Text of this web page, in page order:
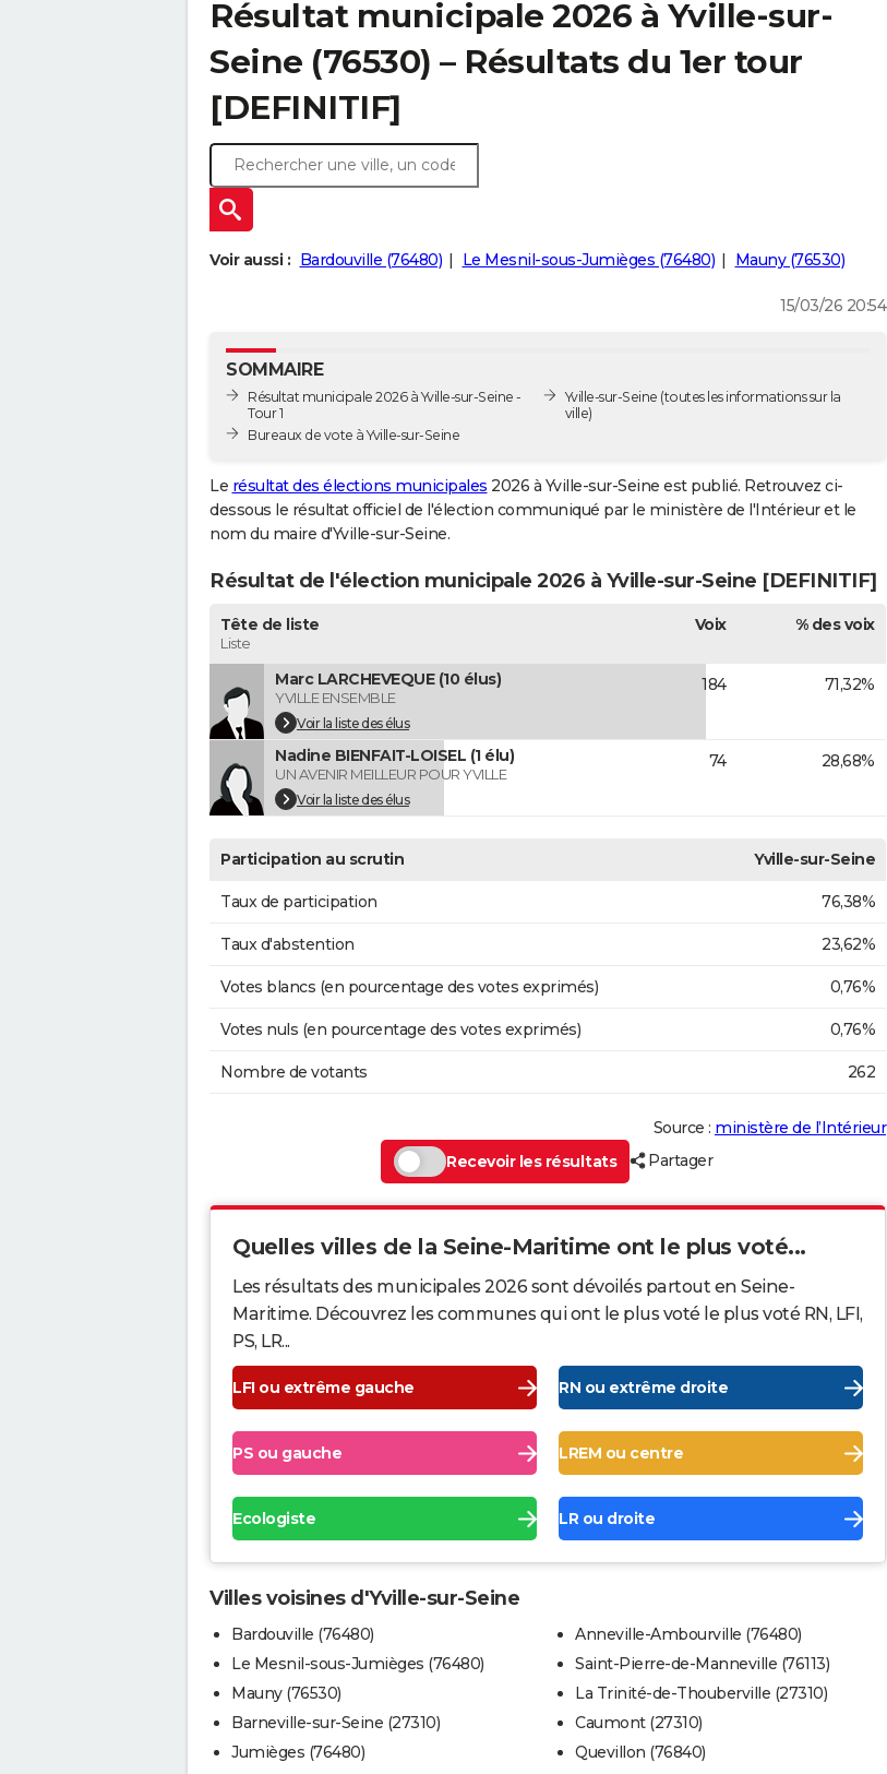
Résultat municipale 2026 à Yville-sur-
Seine (76530) – Résultats du 1er tour
[DEFINITIF]
Voir aussi : Bardouville (76480) Le Mesnil-sous-Jumièges (76480) Mauny (76530)
15/03/26 20:54
SOMMAIRE
Résultat municipale 2026 à Yville-sur-Seine -
Tour 1
Bureaux de vote à Yville-sur-Seine
Yville-sur-Seine (toutes les informations sur la
ville)
Le résultat des élections municipales 2026 à Yville-sur-Seine est publié. Retrouvez ci-
dessous le résultat officiel de l'élection communiqué par le ministère de l'Intérieur et le
nom du maire d'Yville-sur-Seine.
Résultat de l'élection municipale 2026 à Yville-sur-Seine [DEFINITIF]
Tête de liste
Liste
Voix % des voix
Marc LARCHEVEQUE (10 élus)
YVILLE ENSEMBLE
Voir la liste des élus
184 71,32%
Nadine BIENFAIT-LOISEL (1 élu)
UN AVENIR MEILLEUR POUR YVILLE
Voir la liste des élus
74 28,68%
Participation au scrutin Yville-sur-Seine
Taux de participation 76,38%
Taux d'abstention 23,62%
Votes blancs (en pourcentage des votes exprimés) 0,76%
Votes nuls (en pourcentage des votes exprimés) 0,76%
Nombre de votants 262
Source : ministère de l’Intérieur
Recevoir les résultats
Partager
Quelles villes de la Seine-Maritime ont le plus voté...
Les résultats des municipales 2026 sont dévoilés partout en Seine-
Maritime. Découvrez les communes qui ont le plus voté le plus voté RN, LFI,
PS, LR...
LFI ou extrême gauche RN ou extrême droite
PS ou gauche LREM ou centre
Ecologiste LR ou droite
Villes voisines d'Yville-sur-Seine
Bardouville (76480)
Le Mesnil-sous-Jumièges (76480)
Mauny (76530)
Barneville-sur-Seine (27310)
Jumièges (76480)
Anneville-Ambourville (76480)
Saint-Pierre-de-Manneville (76113)
La Trinité-de-Thouberville (27310)
Caumont (27310)
Quevillon (76840)